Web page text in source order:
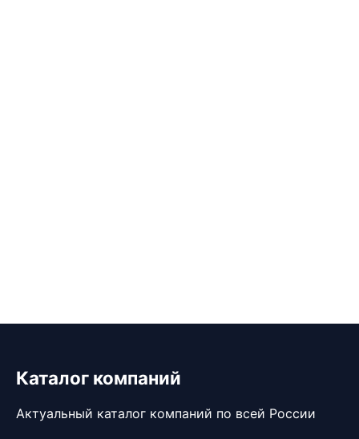
Каталог компаний
Актуальный каталог компаний по всей России